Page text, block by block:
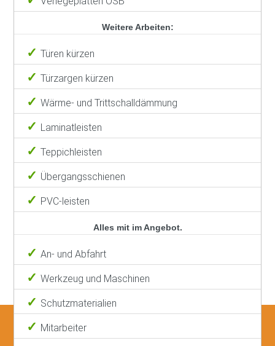
Weitere Arbeiten:
Türen kürzen
Türzargen kürzen
Wärme- und Trittschalldämmung
Laminatleisten
Teppichleisten
Übergangsschienen
PVC-leisten
Alles mit im Angebot.
An- und Abfahrt
Werkzeug und Maschinen
Schutzmaterialien
Mitarbeiter